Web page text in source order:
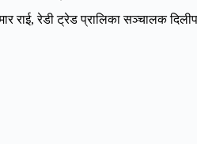
रेडी ट्रेड प्रालिका सञ्चालक